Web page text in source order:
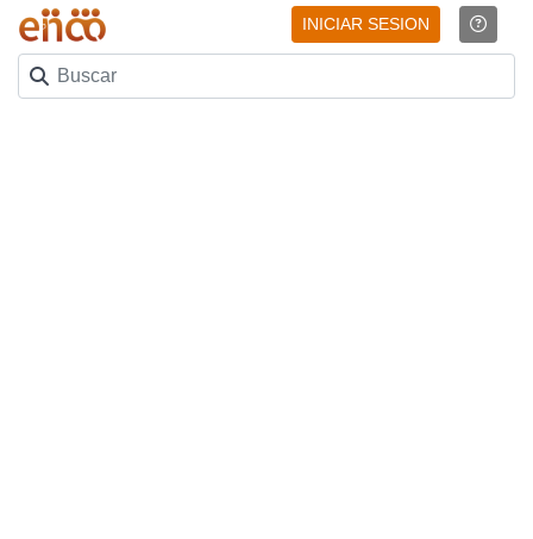
INICIAR SESION